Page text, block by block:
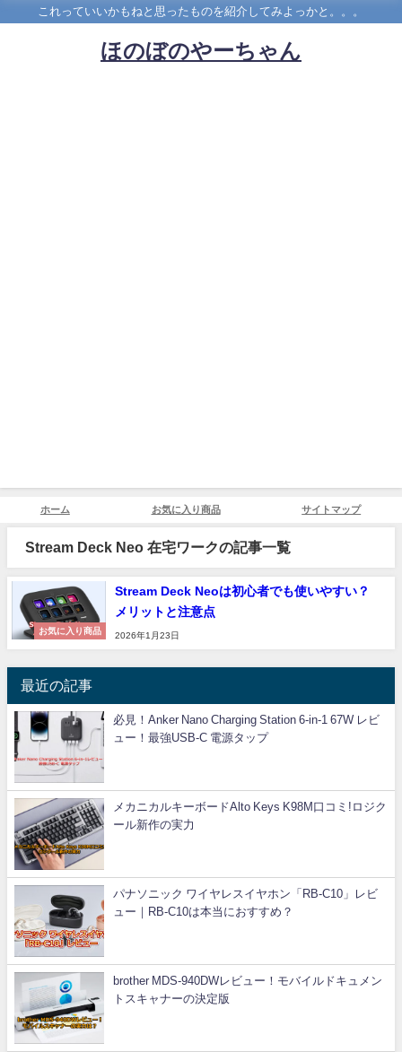
これっていいかもねと思ったものを紹介してみよっかと。。。
ほのぼのやーちゃん
ホーム お気に入り商品 サイトマップ
Stream Deck Neo 在宅ワークの記事一覧
お気に入り商品
Stream Deck Neoは初心者でも使いやすい？
メリットと注意点
2026年1月23日
最近の記事
必見！Anker Nano Charging Station 6-in-1 67W レビ
ュー！最強USB-C 電源タップ
メカニカルキーボードAlto Keys K98M口コミ!ロジク
ール新作の実力
パナソニック ワイヤレスイヤホン「RB-C10」レビ
ュー｜RB-C10は本当におすすめ？
brother MDS-940DWレビュー！モバイルドキュメン
トスキャナーの決定版